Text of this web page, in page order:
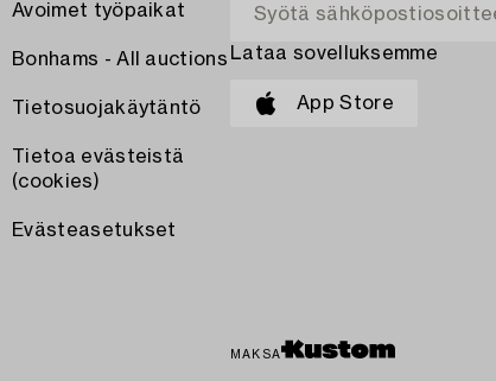
Avoimet työpaikat
Bonhams - All auctions
Tietosuojakäytäntö
Tietoa evästeistä
(cookies)
Evästeasetukset
Lataa sovelluksemme
App Store
MAKSA